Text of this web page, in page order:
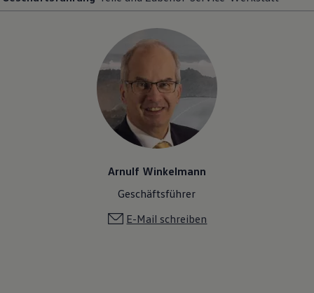
Arnulf Winkelmann
Geschäftsführer
E-Mail schreiben